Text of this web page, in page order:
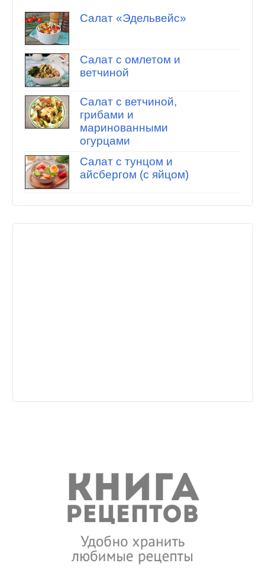
Салат «Эдельвейс»
Салат с омлетом и
ветчиной
Салат с ветчиной,
грибами и
маринованными
огурцами
Салат с тунцом и
айсбергом (с яйцом)